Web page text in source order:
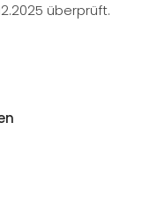
überprüft.